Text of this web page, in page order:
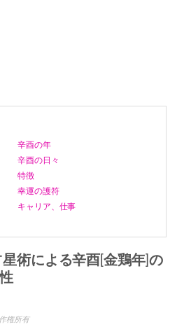
辛酉の年
辛酉の日々
特徴
幸運の護符
キャリア、仕事
術による辛酉[金鶏年]の
権所有